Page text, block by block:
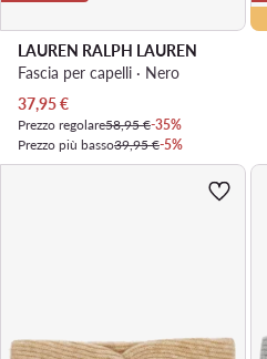
LAUREN RALPH LAUREN
Fascia per capelli · Nero
Prezzo attuale
37,95€
Prezzo regolare58,95 €-35%
Prezzo più basso39,95 €-5%